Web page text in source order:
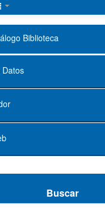
Biblioteca
Datos
Buscar